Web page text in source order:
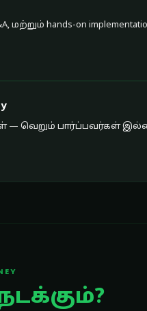
மற்றும் hands-on
— வெறும் பார்ப்பவர்கள்